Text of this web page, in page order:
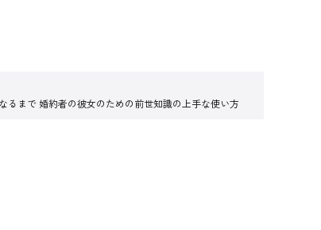
るまで 婚約者の彼女のための前世知識の上手な使い方